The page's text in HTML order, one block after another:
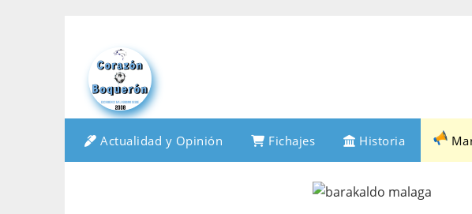
Actualidad y Opinión Fichajes Historia